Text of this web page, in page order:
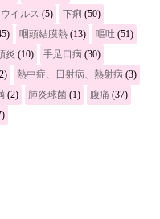
イルス (5) 下痢 (50)
咽頭結膜熱 (13) 嘔吐 (51)
炎 (10) 手足口病 (30)
熱中症、日射病、熱射病 (3)
(2) 肺炎球菌 (1) 腹痛 (37)